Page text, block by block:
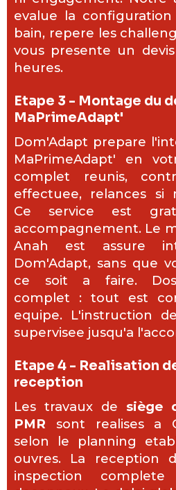
evalue la
bain, repere les
vous presente un
heures.
Etape 3 - Montage du
MaPrimeAdapt'
Dom'Adapt prepare
MaPrimeAdapt' en
complet reunis,
effectuee, relances si
Ce service est
accompagnement. Le
Anah est assure
Dom'Adapt, sans que
ce soit a faire.
complet : tout est
equipe. L'instruction
supervisee jusqu'a
Etape 4 - Realisation
reception
Les travaux de siège
PMR sont realises a
selon le planning
ouvres. La reception
inspection